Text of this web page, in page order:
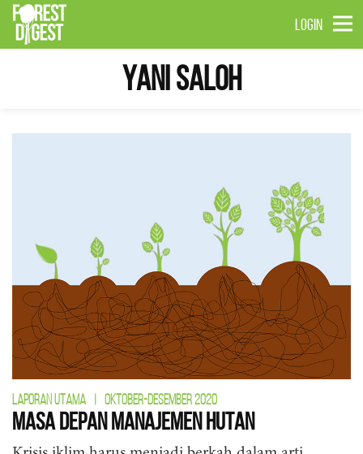
LOGIN
Yani Saloh
LAPORAN UTAMA OKTOBER-DESEMBER 2020
Masa Depan Manajemen Hutan